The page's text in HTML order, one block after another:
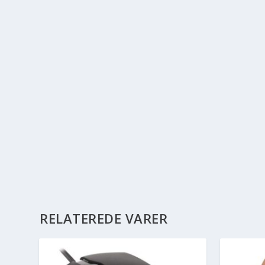
RELATEREDE VARER